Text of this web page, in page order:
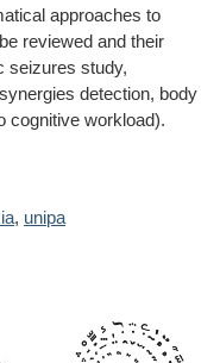
approaches to
reviewed and their
seizures study,
detection, body
cognitive workload).
, unipa